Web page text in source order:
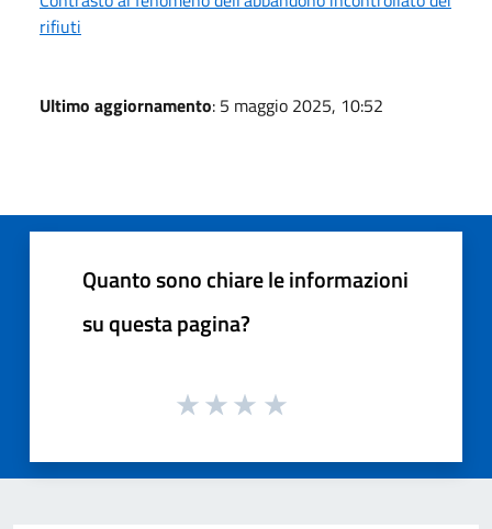
rifiuti
Ultimo aggiornamento: 5 maggio 2025, 10:52
Quanto sono chiare le informazioni
su questa pagina?